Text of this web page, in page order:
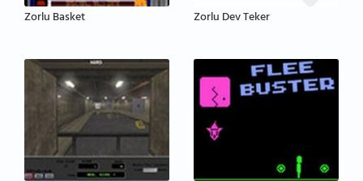
Zorlu Basket Zorlu Dev Teker